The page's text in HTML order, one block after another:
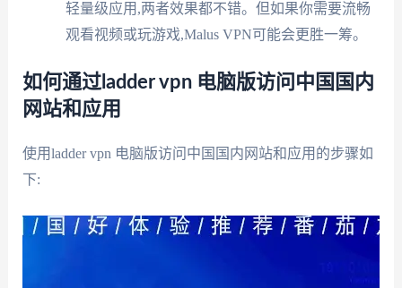
轻量级应用,两者效果都不错。但如果你需要流畅
观看视频或玩游戏,Malus VPN可能会更胜一筹。
如何通过ladder vpn 电脑版访问中国国内
网站和应用
使用ladder vpn 电脑版访问中国国内网站和应用的步骤如
下: